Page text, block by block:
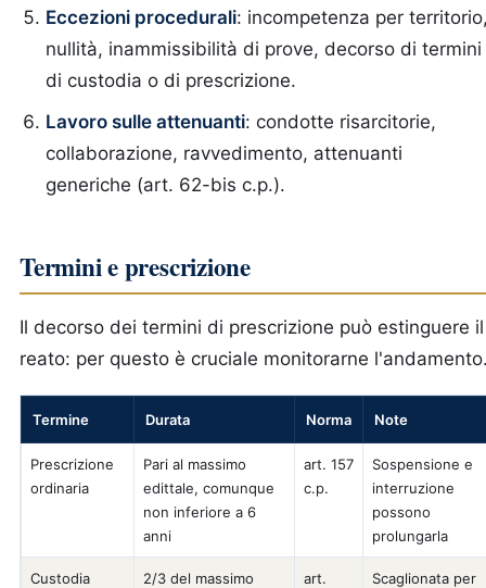
Eccezioni procedurali: incompetenza per
nullità, inammissibilità di prove, decorso di termini
di custodia o di prescrizione.
Lavoro sulle attenuanti: condotte risarcitorie,
collaborazione, ravvedimento, attenuanti
generiche (art. 62-bis c.p.).
Termini e prescrizione
Il decorso dei termini di prescrizione può estinguere il
reato: per questo è cruciale monitorarne
Termine Durata Norma Note
Prescrizione
ordinaria
Pari al massimo
edittale, comunque
non inferiore a 6
anni
art. 157
c.p.
Sospensione e
interruzione
possono
prolungarla
Custodia
2/3 del massimo
art.
Scaglionata per